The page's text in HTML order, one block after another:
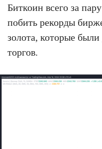
Биткоин всего за
побить рекорды
золота, которые
торгов.